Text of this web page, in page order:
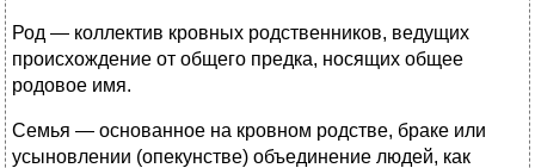
Род — коллектив кровных родственников, ведущих
происхождение от общего предка, носящих общее
родовое имя.
Семья — основанное на кровном родстве, браке или
усыновлении (опекунстве) объединение людей, как